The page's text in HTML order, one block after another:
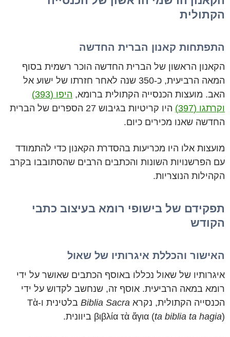
הקתולית
התפתחות קאנון הברית החדשה
הקאנון הראשון של הברית החדשה הוכר רשמית בסוף
המאה הרביעית, כ-350 שנה לאחר חזרתו של ישוע אל
האב. מועצות הכנסייה הקתולית ברומא,
היפו (393)
וקרתגו (397)
היו קריטיות בגיבוש 27 הספרים של הברית
החדשה שאנו מכירים כיום.
מועצות אלו היו מכריעות בהסדרת הקאנון כדי להתמודד
עם הפרשנויות השונות והכתבים הרבים שהסתובבו בקרב
הקהילות הנוצריות.
תפקידם של בישופי רומא בעיצוב כתבי
הקודש
האישור והכללת איגרותיו של שאול
איגרותיו של שאול נכללו באוסף הכתבים שאושר על ידי
רומא במאה הרביעית. אוסף זה, שנחשב לקדוש על ידי
הכנסייה הקתולית, נקרא Biblia Sacra
בלטינית ו-Τὰ
βιβλία τὰ ἅγια (ta biblia ta hagia) ביוונית.